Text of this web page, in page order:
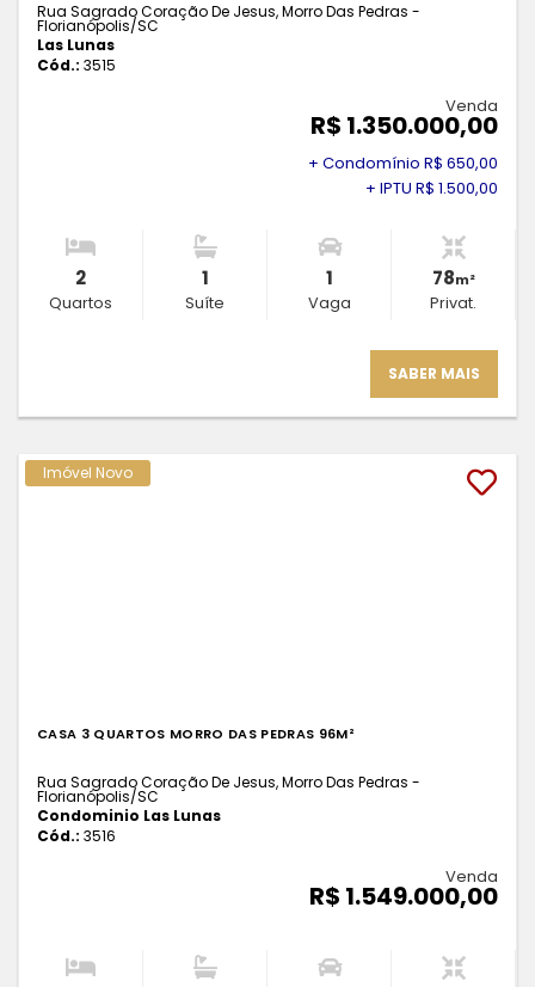
Rua Sagrado Coração De Jesus, Morro Das Pedras -
Florianópolis/SC
Las Lunas
Cód.: 3515
Venda
R$ 1.350.000,00
+ Condomínio R$ 650,00
+ IPTU R$ 1.500,00
2
Quartos
1
Suíte
1
Vaga
78m²
Privat.
SABER MAIS
Imóvel Novo
CASA 3 QUARTOS MORRO DAS PEDRAS 96M²
Rua Sagrado Coração De Jesus, Morro Das Pedras -
Florianópolis/SC
Condominio Las Lunas
Cód.: 3516
Venda
R$ 1.549.000,00